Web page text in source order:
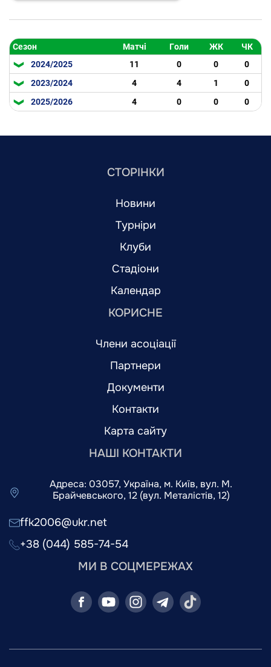
Сезон Матчі Голи ЖК
ЧК
2024/2025
11 0 0
0
2023/2024
4 4 1
0
2025/2026
4 0 0 0
СТОРІНКИ
Новини
Турніри
Клуби
Стадіони
Календар
КОРИСНЕ
Члени асоціації
Партнери
Документи
Контакти
Карта сайту
НАШІ КОНТАКТИ
Адреса: 03057, Україна, м. Київ, вул. М.
Брайчевського, 12 (вул. Металістів, 12)
ffk2006@ukr.net
+38 (044) 585-74-54
МИ В СОЦМЕРЕЖАХ